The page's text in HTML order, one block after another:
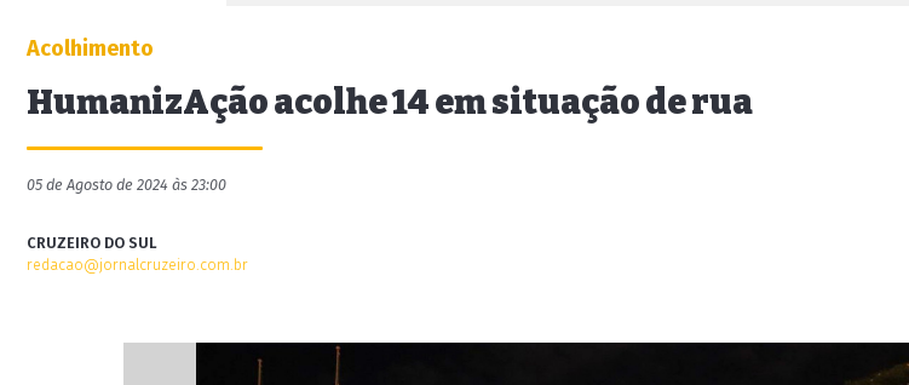
Acolhimento
HumanizAção acolhe 14 em situação de rua
05 de Agosto de 2024 às 23:00
CRUZEIRO DO SUL
redacao@jornalcruzeiro.com.br